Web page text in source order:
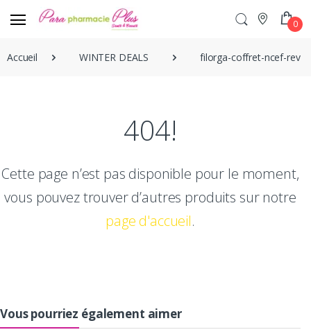
0
Accueil WINTER DEALS filorga-coffret-ncef-
404!
Cette page n’est pas disponible pour le moment,
vous pouvez trouver d’autres produits sur notre
page d'accueil.
Vous pourriez également aimer